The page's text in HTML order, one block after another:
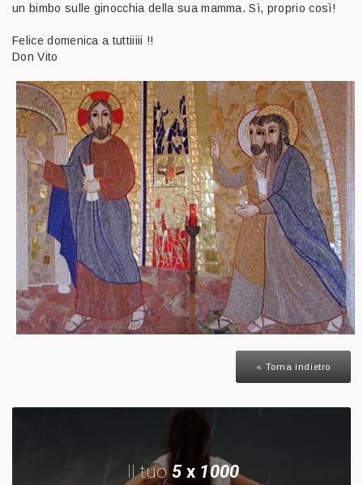
un bimbo sulle ginocchia della sua mamma. Sì, proprio così!
Felice domenica a tuttiiiii !!
Don Vito
« Torna indietro
Il tuo5x 1000